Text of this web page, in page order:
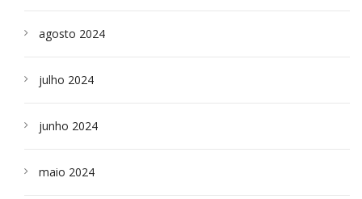
agosto 2024
julho 2024
junho 2024
maio 2024